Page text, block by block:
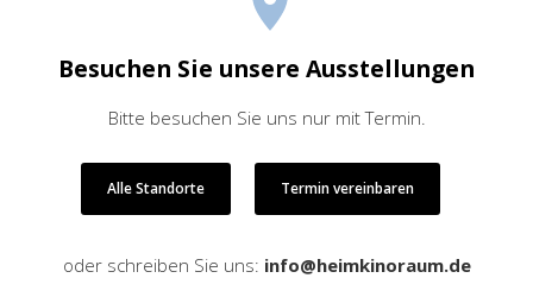
Besuchen Sie unsere Ausstellungen
Bitte besuchen Sie uns nur mit Termin.
Alle Standorte Termin vereinbaren
oder schreiben Sie uns: info@heimkinoraum.de